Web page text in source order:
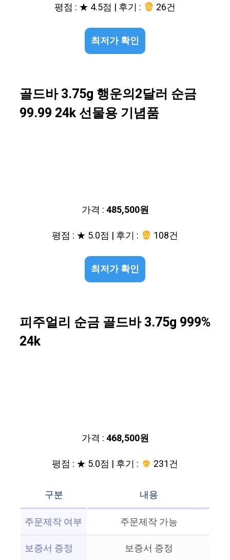
평점 : ★ 4.5점 | 후기 :
26건
최저가 확인
골드바 3.75g 행운의2달러 순금
99.99 24k 선물용 기념품
가격 :485,500원
평점 : ★ 5.0점 | 후기 :
108건
최저가 확인
피주얼리 순금 골드바 3.75g 999%
24k
가격 :468,500원
평점 : ★ 5.0점 | 후기 :
231건
구분
내용
주문제작 여부
주문제작 가능
보증서 증정
보증서 증정